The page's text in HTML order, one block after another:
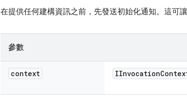
在提供任何建構資訊之前，先發送初始化通知。這可
參數
context IInvocation